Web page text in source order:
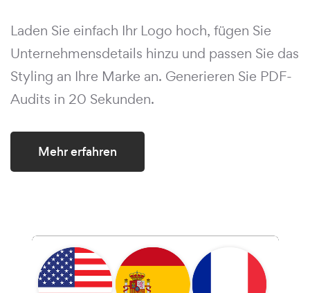
Laden Sie einfach Ihr Logo hoch, fügen Sie
Unternehmensdetails hinzu und passen Sie das
Styling an Ihre Marke an. Generieren Sie PDF-
Audits in 20 Sekunden.
Mehr erfahren